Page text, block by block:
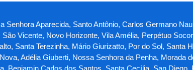
Aparecida, Santo Antônio, Carlos Germano
Vicente, Novo Horizonte, Vila Amélia, Perpétuo
Santa Terezinha, Mário Giurizatto, Por do Sol, Santa
Adélia Giuberti, Nossa Senhora da Penha, Morada
Carlos dos Santos, Santa Cecília, San Diego,